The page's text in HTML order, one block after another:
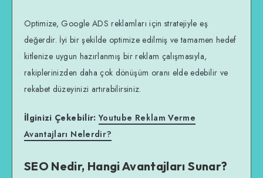
Optimize, Google ADS reklamları için stratejiyle eş
değerdir. İyi bir şekilde optimize edilmiş ve tamamen hedef
kitlenize uygun hazırlanmış bir reklam çalışmasıyla,
rakiplerinizden daha çok dönüşüm oranı elde edebilir ve
rekabet düzeyinizi artırabilirsiniz.
İlginizi Çekebilir: Youtube Reklam Verme
Avantajları Nelerdir?
SEO Nedir, Hangi Avantajları Sunar?